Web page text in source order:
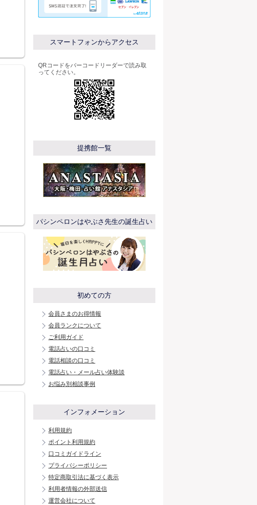
スマートフォンからアクセス
QRコードをバーコードリーダーで読み取
ってください。
提携館一覧
パシンペロンはやぶさ先生の誕生占い
初めての方
会員さまのお得情報
会員ランクについて
ご利用ガイド
電話占いの口コミ
電話相談の口コミ
電話占い・メール占い体験談
お悩み別相談事例
インフォメーション
利用規約
ポイント利用規約
口コミガイドライン
プライバシーポリシー
特定商取引法に基づく表示
利用者情報の外部送信
運営会社について